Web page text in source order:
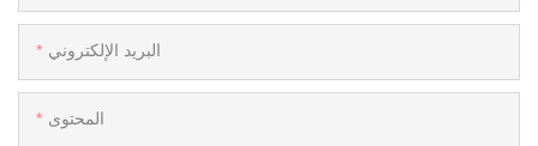
البريد الإلكتروني
المحتوى